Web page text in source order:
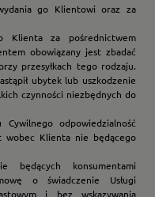
go Klientowi oraz za
Klienta za pośrednictwem
obowiązany jest zbadać
przesyłkach tego rodzaju.
ubytek lub uszkodzenie
czynności niezbędnych do
odpowiedzialność
wobec Klienta nie będącego
będących konsumentami
o świadczenie Usługi
i bez wskazywania